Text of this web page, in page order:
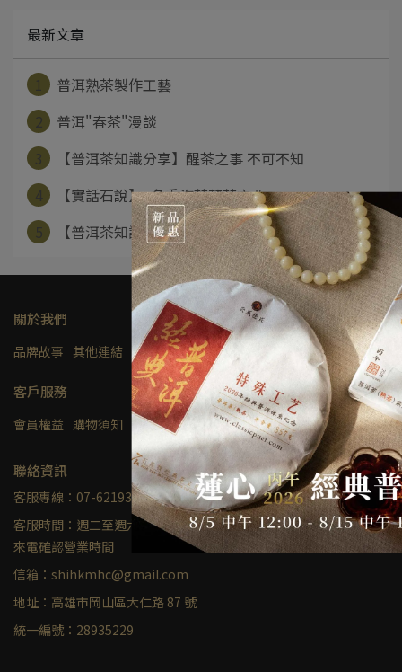
最新文章
普洱熟茶製作工藝
普洱"春茶"漫談
【普洱茶知識分享】醒茶之事 不可不知
【實話石說】~冬季泡茶藏茶之要
【普洱茶知識分享】普洱轉化之密：緊壓度
關於我們
品牌故事 其他連結 隱私權及網站使用條款
客戶服務
會員權益 購物須知 聯絡我們
聯絡資訊
客服專線：07-6219324
客服時間：週二至週六 10:30-17:30；不定期店休，蒞臨前請先
來電確認營業時間
信箱：shihkmhc@gmail.com
地址：高雄市岡山區大仁路 87 號
統一編號：28935229